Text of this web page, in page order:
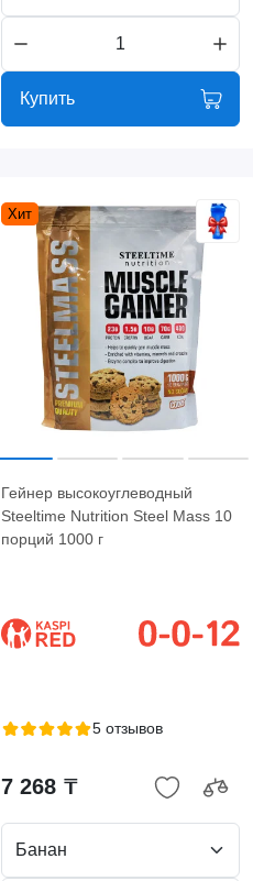
Купить
Хит
Гейнер высокоуглеводный
Steeltime Nutrition Steel Mass 10
порций 1000 г
5 отзывов
7 268 ₸
Банан